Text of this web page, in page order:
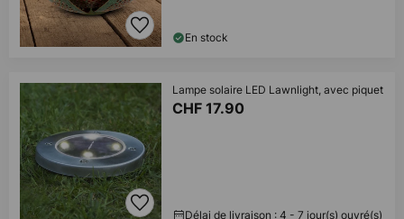
En stock
Lampe solaire LED Lawnlight, avec piquet
CHF 17.90
Délai de livraison : 4 - 7 jour(s) ouvré(s)